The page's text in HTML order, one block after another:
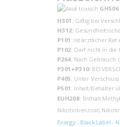
GHS06
H301: Giftig bei
H312:
P101: Ist ärztlicher
P102: Darf nicht in die
P264: Nach Gebrauch
P301+P310: BEI
P405: Unter
P501: Inhalt/Behälter
EUH208:Enthält
Nikotinbenzoat;
Energy - Black Label -